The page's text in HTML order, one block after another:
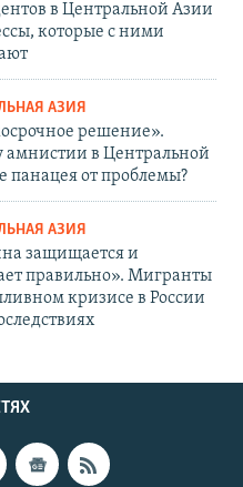
в Центральной Азии
которые с ними
АЗИЯ
решение».
амнистии в Центральной
панацея от проблемы?
АЗИЯ
защищается и
правильно». Мигранты
кризисе в России